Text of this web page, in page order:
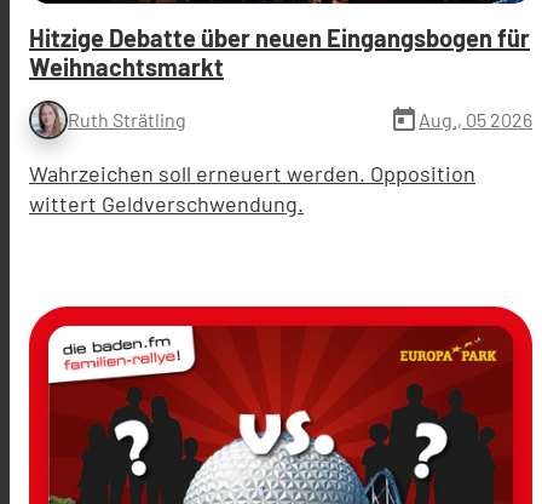
Hitzige Debatte über neuen Eingangsbogen für
Weihnachtsmarkt
Ruth Strätling today Aug., 05 2026
Wahrzeichen soll erneuert werden. Opposition
wittert Geldverschwendung.